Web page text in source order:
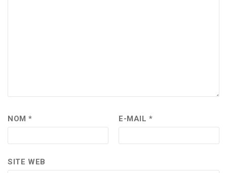
NOM* E-MAIL*
SITE WEB